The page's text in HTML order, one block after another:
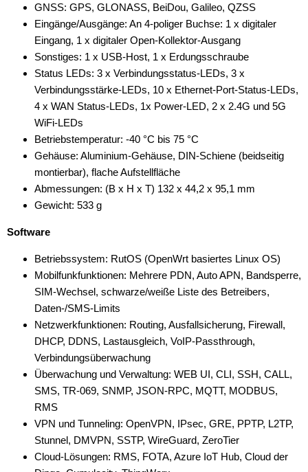
GNSS: GPS, GLONASS, BeiDou, Galileo, QZSS
Eingänge/Ausgänge: An 4-poliger Buchse: 1 x digitaler
Eingang, 1 x digitaler Open-Kollektor-Ausgang
Sonstiges: 1 x USB-Host, 1 x Erdungsschraube
Status LEDs: 3 x Verbindungsstatus-LEDs, 3 x
Verbindungsstärke-LEDs, 10 x Ethernet-Port-Status-LEDs,
4 x WAN Status-LEDs, 1x Power-LED, 2 x 2.4G und 5G
WiFi-LEDs
Betriebstemperatur: -40 °C bis 75 °C
Gehäuse: Aluminium-Gehäuse, DIN-Schiene (beidseitig
montierbar), flache Aufstellfläche
Abmessungen: (B x H x T) 132 x 44,2 x 95,1 mm
Gewicht: 533 g
Software
Betriebssystem: RutOS (OpenWrt basiertes Linux OS)
Mobilfunkfunktionen: Mehrere PDN, Auto APN, Bandsperre,
SIM-Wechsel, schwarze/weiße Liste des Betreibers,
Daten-/SMS-Limits
Netzwerkfunktionen: Routing, Ausfallsicherung, Firewall,
DHCP, DDNS, Lastausgleich, VoIP-Passthrough,
Verbindungsüberwachung
Überwachung und Verwaltung: WEB UI, CLI, SSH, CALL,
SMS, TR-069, SNMP, JSON-RPC, MQTT, MODBUS,
RMS
VPN und Tunneling: OpenVPN, IPsec, GRE, PPTP, L2TP,
Stunnel, DMVPN, SSTP, WireGuard, ZeroTier
Cloud-Lösungen: RMS, FOTA, Azure IoT Hub, Cloud der